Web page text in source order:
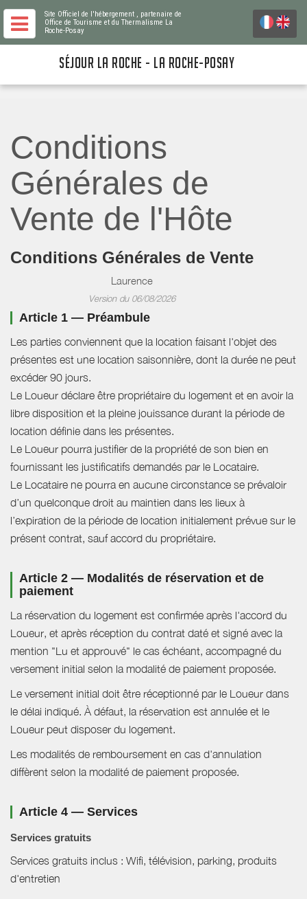
Site Officiel de l'hébergement , partenaire de
Office de Tourisme et du Thermalisme La
Roche-Posay
SÉJOUR LA ROCHE - LA ROCHE-POSAY
Conditions
Générales de
Vente de l'Hôte
Conditions Générales de Vente
Laurence
Version du 06/08/2026
Article 1 — Préambule
Les parties conviennent que la location faisant l'objet des
présentes est une location saisonnière, dont la durée ne peut
excéder 90 jours.
Le Loueur déclare être propriétaire du logement et en avoir la
libre disposition et la pleine jouissance durant la période de
location définie dans les présentes.
Le Loueur pourra justifier de la propriété de son bien en
fournissant les justificatifs demandés par le Locataire.
Le Locataire ne pourra en aucune circonstance se prévaloir
d’un quelconque droit au maintien dans les lieux à
l’expiration de la période de location initialement prévue sur le
présent contrat, sauf accord du propriétaire.
Article 2 — Modalités de réservation et de
paiement
La réservation du logement est confirmée après l'accord du
Loueur, et après réception du contrat daté et signé avec la
mention "Lu et approuvé" le cas échéant, accompagné du
versement initial selon la modalité de paiement proposée.
Le versement initial doit être réceptionné par le Loueur dans
le délai indiqué. À défaut, la réservation est annulée et le
Loueur peut disposer du logement.
Les modalités de remboursement en cas d'annulation
diffèrent selon la modalité de paiement proposée.
Article 4 — Services
Services gratuits
Services gratuits inclus : Wifi, télévision, parking, produits
d'entretien